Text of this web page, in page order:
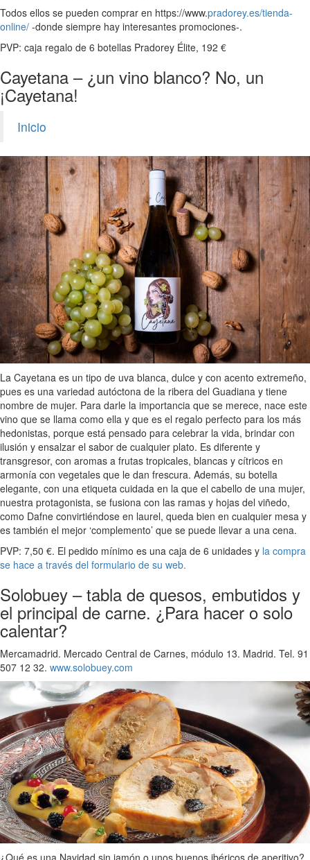
Todos ellos se pueden comprar en https://www.pradorey.es/tienda-
online/ -donde siempre hay interesantes promociones-.
PVP: caja regalo de 6 botellas Pradorey Élite, 192 €
Cayetana – ¿un vino blanco? No, un
¡Cayetana!
Inicio
La Cayetana es un tipo de uva blanca, dulce y con acento extremeño,
pues es una variedad autóctona de la ribera del Guadiana y tiene
nombre de mujer. Para darle la importancia que se merece, nace este
vino que se llama como ella y que es el regalo perfecto para los más
hedonistas, porque está pensado para celebrar la vida, brindar con
ilusión y ensalzar el sabor de cualquier plato. Es diferente y
transgresor, con aromas a frutas tropicales, blancas y cítricos en
armonía con vegetales que le dan frescura. Además, su botella
elegante, con una etiqueta cuidada en la que el cabello de una mujer,
nuestra protagonista, se fusiona con las ramas y hojas del viñedo,
como Dafne convirtiéndose en laurel, queda bien en cualquier mesa y
es también el mejor ‘complemento’ que se puede llevar a una cena.
PVP: 7,50 €. El pedido mínimo es una caja de 6 unidades y la compra
se hace a través del formulario de su web.
Solobuey – tabla de quesos, embutidos y
el principal de carne. ¿Para hacer o solo
calentar?
Mercamadrid. Mercado Central de Carnes, módulo 13. Madrid. Tel. 91
507 12 32. www.solobuey.com